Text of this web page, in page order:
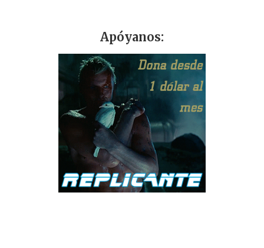
Apóyanos: